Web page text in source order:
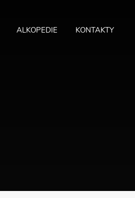
ALKOPEDIE KONTAKTY